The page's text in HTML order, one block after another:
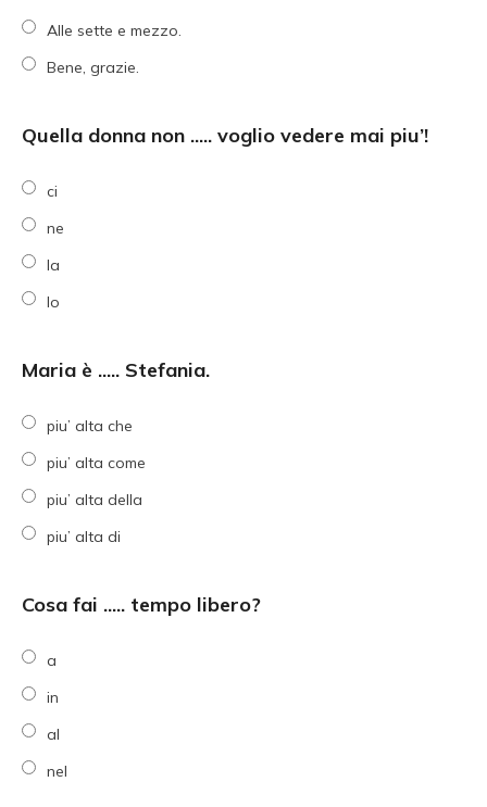
Alle sette e mezzo.
Bene, grazie.
Quella donna non ..... voglio vedere mai piu’!
ci
ne
la
lo
Maria è ..... Stefania.
piu’ alta che
piu’ alta come
piu’ alta della
piu’ alta di
Cosa fai ..... tempo libero?
a
in
al
nel